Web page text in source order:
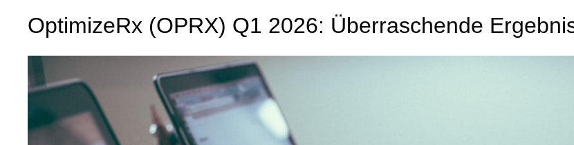
OptimizeRx (OPRX) Q1 2026: Überraschende